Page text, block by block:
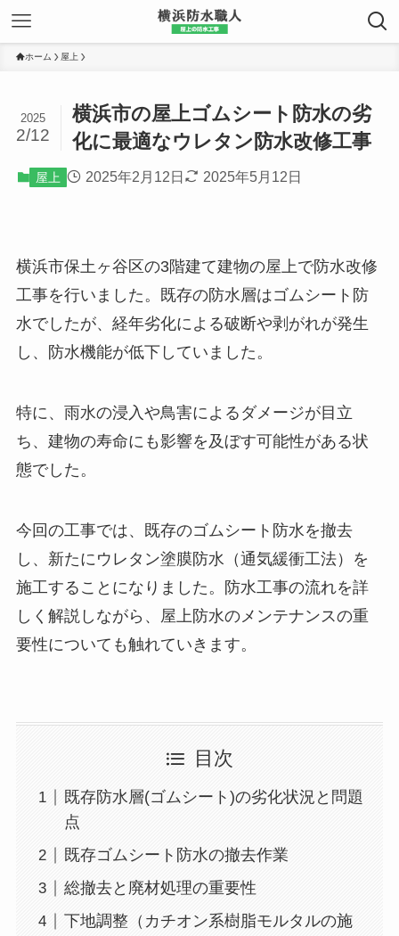
ホーム 屋上
横浜市の屋上ゴムシート防水の劣
化に最適なウレタン防水改修工事
2025
2/12
屋上 2025年2月12日 2025年5月12日
横浜市保土ヶ谷区の3階建て建物の屋上で防水改修
工事を行いました。既存の防水層はゴムシート防
水でしたが、経年劣化による破断や剥がれが発生
し、防水機能が低下していました。
特に、雨水の浸入や鳥害によるダメージが目立
ち、建物の寿命にも影響を及ぼす可能性がある状
態でした。
今回の工事では、既存のゴムシート防水を撤去
し、新たにウレタン塗膜防水（通気緩衝工法）を
施工することになりました。防水工事の流れを詳
しく解説しながら、屋上防水のメンテナンスの重
要性についても触れていきます。
目次
既存防水層(ゴムシート)の劣化状況と問題
点
既存ゴムシート防水の撤去作業
総撤去と廃材処理の重要性
下地調整（カチオン系樹脂モルタルの施